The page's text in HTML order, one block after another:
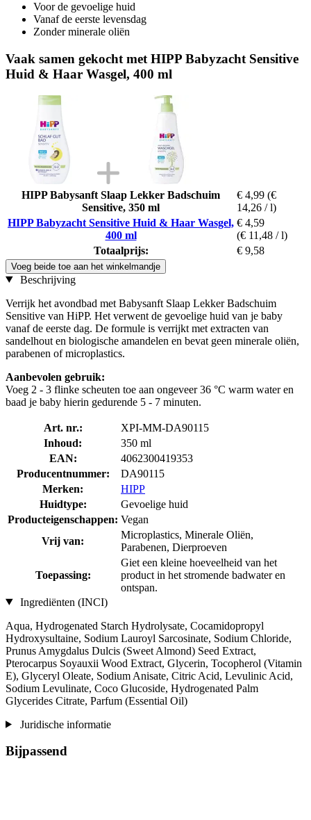
Voor de gevoelige huid
Vanaf de eerste levensdag
Zonder minerale oliën
Vaak samen gekocht met HIPP Babyzacht Sensitive
Huid & Haar Wasgel, 400 ml
HIPP Babysanft Slaap Lekker Badschuim
Sensitive, 350 ml
€ 4,99 (€
14,26 / l)
HIPP Babyzacht Sensitive Huid & Haar Wasgel,
400 ml
€ 4,59
(€ 11,48 / l)
Totaalprijs:
€ 9,58
Voeg beide toe aan het winkelmandje
Beschrijving
Verrijk het avondbad met Babysanft Slaap Lekker Badschuim
Sensitive van HiPP. Het verwent de gevoelige huid van je baby
vanaf de eerste dag. De formule is verrijkt met extracten van
sandelhout en biologische amandelen en bevat geen minerale oliën,
parabenen of microplastics.
Aanbevolen gebruik:
Voeg 2 - 3 flinke scheuten toe aan ongeveer 36 °C warm water en
baad je baby hierin gedurende 5 - 7 minuten.
Art. nr.:
XPI-MM-DA90115
Inhoud:
350 ml
EAN:
4062300419353
Producentnummer:
DA90115
Merken:
HIPP
Huidtype:
Gevoelige huid
Producteigenschappen: Vegan
Vrij van:
Microplastics, Minerale Oliën,
Parabenen, Dierproeven
Toepassing:
Giet een kleine hoeveelheid van het
product in het stromende badwater en
ontspan.
Ingrediënten (INCI)
Aqua, Hydrogenated Starch Hydrolysate, Cocamidopropyl
Hydroxysultaine, Sodium Lauroyl Sarcosinate, Sodium Chloride,
Prunus Amygdalus Dulcis (Sweet Almond) Seed Extract,
Pterocarpus Soyauxii Wood Extract, Glycerin, Tocopherol (Vitamin
E), Glyceryl Oleate, Sodium Anisate, Citric Acid, Levulinic Acid,
Sodium Levulinate, Coco Glucoside, Hydrogenated Palm
Glycerides Citrate, Parfum (Essential Oil)
Juridische informatie
Bijpassend